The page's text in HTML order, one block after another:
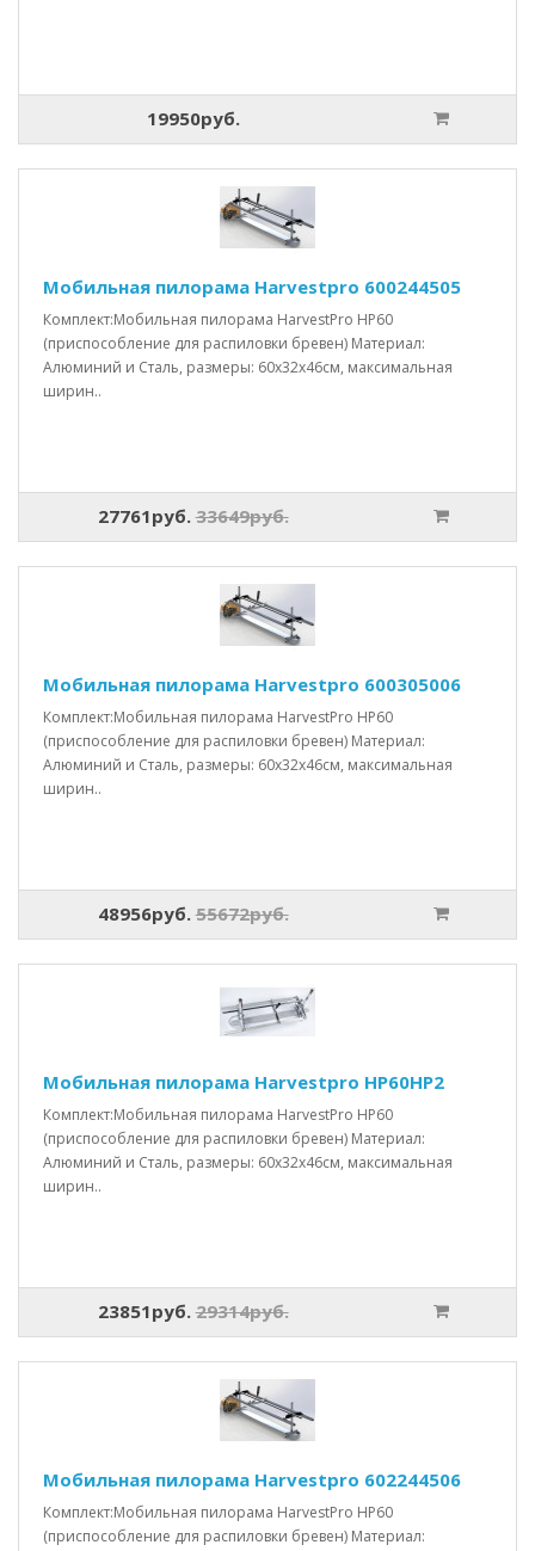
19950руб.
Мобильная пилорама Harvestpro 600244505
Комплект:Мобильная пилорама HarvestPro HP60
(приспособление для распиловки бревен) Материал:
Алюминий и Сталь, размеры: 60x32x46см, максимальная
ширин..
27761руб. 33649руб.
Мобильная пилорама Harvestpro 600305006
Комплект:Мобильная пилорама HarvestPro HP60
(приспособление для распиловки бревен) Материал:
Алюминий и Сталь, размеры: 60x32x46см, максимальная
ширин..
48956руб. 55672руб.
Мобильная пилорама Harvestpro HP60HP2
Комплект:Мобильная пилорама HarvestPro HP60
(приспособление для распиловки бревен) Материал:
Алюминий и Сталь, размеры: 60x32x46см, максимальная
ширин..
23851руб. 29314руб.
Мобильная пилорама Harvestpro 602244506
Комплект:Мобильная пилорама HarvestPro HP60
(приспособление для распиловки бревен) Материал: